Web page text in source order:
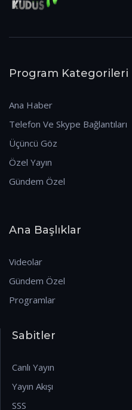
Program Kategorileri
Ana Haber
Telefon Ve Skype Bağlantıları
Üçüncü Göz
Özel Yayın
Gündem Özel
Ana Başlıklar
Videolar
Gündem Özel
Programlar
Sabitler
Canlı Yayın
Yayın Akışı
SSS